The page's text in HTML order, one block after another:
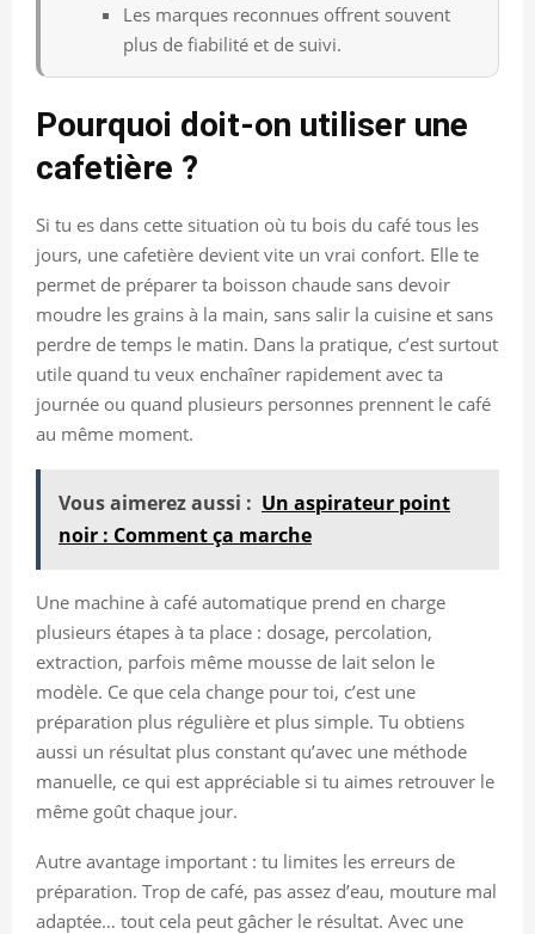
Les marques reconnues offrent souvent
plus de fiabilité et de suivi.
Pourquoi doit-on utiliser une
cafetière ?
Si tu es dans cette situation où tu bois du café tous les
jours, une cafetière devient vite un vrai confort. Elle te
permet de préparer ta boisson chaude sans devoir
moudre les grains à la main, sans salir la cuisine et sans
perdre de temps le matin. Dans la pratique, c’est surtout
utile quand tu veux enchaîner rapidement avec ta
journée ou quand plusieurs personnes prennent le café
au même moment.
Vous aimerez aussi : Un aspirateur point
noir : Comment ça marche
Une machine à café automatique prend en charge
plusieurs étapes à ta place : dosage, percolation,
extraction, parfois même mousse de lait selon le
modèle. Ce que cela change pour toi, c’est une
préparation plus régulière et plus simple. Tu obtiens
aussi un résultat plus constant qu’avec une méthode
manuelle, ce qui est appréciable si tu aimes retrouver le
même goût chaque jour.
Autre avantage important : tu limites les erreurs de
préparation. Trop de café, pas assez d’eau, mouture mal
adaptée… tout cela peut gâcher le résultat. Avec une